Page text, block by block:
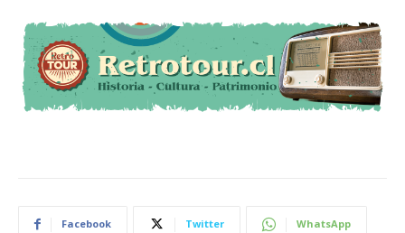
Facebook Twitter WhatsApp